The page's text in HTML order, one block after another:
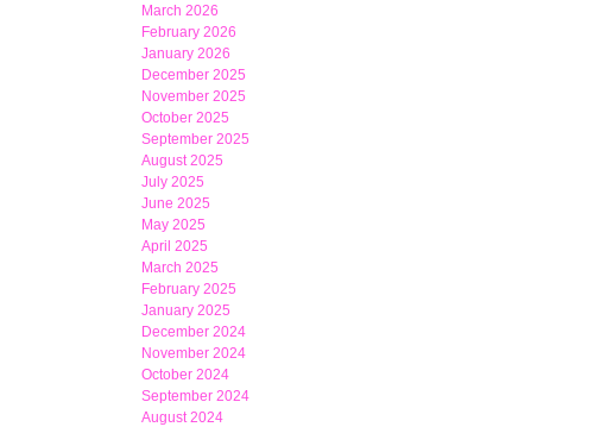
March 2026
February 2026
January 2026
December 2025
November 2025
October 2025
September 2025
August 2025
July 2025
June 2025
May 2025
April 2025
March 2025
February 2025
January 2025
December 2024
November 2024
October 2024
September 2024
August 2024